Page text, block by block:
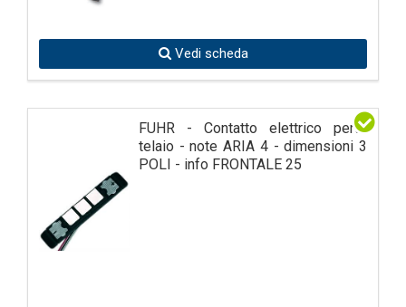
Vedi scheda
FUHR - Contatto elettrico perte
telaio - note ARIA 4 - dimensioni 3
POLI - info FRONTALE 25